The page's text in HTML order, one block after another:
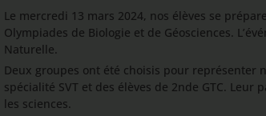
Le mercredi 13 mars 2024, nos élèves se
Olympiades de Biologie et de Géosciences.
Naturelle.
Deux groupes ont été choisis pour représenter
spécialité SVT et des élèves de 2nde GTC.
les sciences.